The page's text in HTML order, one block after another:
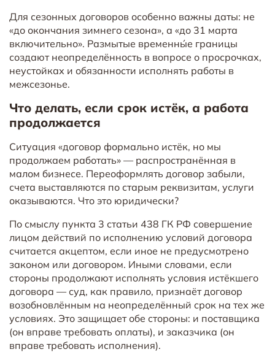
Для сезонных договоров особенно важны даты: не
«до окончания зимнего сезона», а «до 31 марта
включительно». Размытые временны́е границы
создают неопределённость в вопросе о просрочках,
неустойках и обязанности исполнять работы в
межсезонье.
Что делать, если срок истёк, а работа
продолжается
Ситуация «договор формально истёк, но мы
продолжаем работать» — распространённая в
малом бизнесе. Переоформлять договор забыли,
счета выставляются по старым реквизитам, услуги
оказываются. Что это юридически?
По смыслу пункта 3 статьи 438 ГК РФ совершение
лицом действий по исполнению условий договора
считается акцептом, если иное не предусмотрено
законом или договором. Иными словами, если
стороны продолжают исполнять условия истёкшего
договора — суд, как правило, признаёт договор
возобновлённым на неопределённый срок на тех же
условиях. Это защищает обе стороны: и поставщика
(он вправе требовать оплаты), и заказчика (он
вправе требовать исполнения).